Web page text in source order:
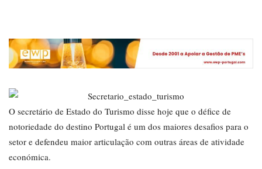
O secretário de Estado do Turismo disse hoje que o défice de
notoriedade do destino Portugal é um dos maiores desafios para o
setor e defendeu maior articulação com outras áreas de atividade
económica.